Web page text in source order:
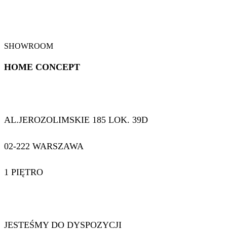
SHOWROOM
HOME CONCEPT
AL.JEROZOLIMSKIE 185 LOK. 39D
02-222 WARSZAWA
1 PIĘTRO
JESTEŚMY DO DYSPOZYCJI